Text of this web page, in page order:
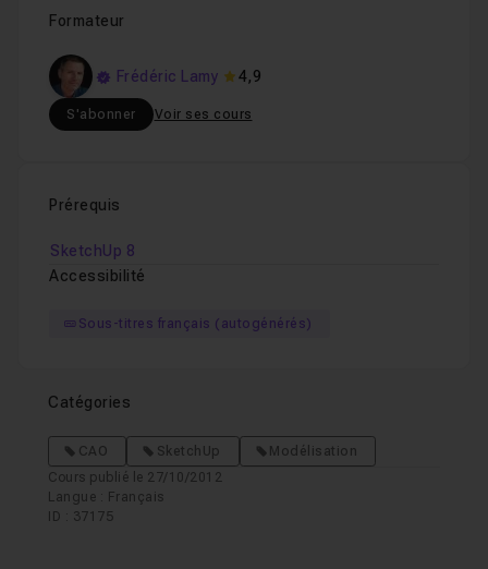
Formateur
Frédéric Lamy 4,9
S'abonner Voir ses cours
Prérequis
SketchUp 8
Accessibilité
Sous-titres français (autogénérés)
Catégories
CAO SketchUp
Modélisation
Cours publié le 27/10/2012
Langue : Français
ID : 37175